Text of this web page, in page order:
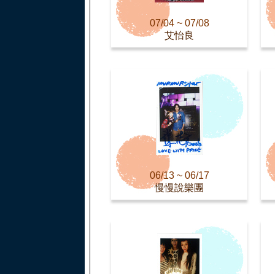
07/04 ~ 07/08
艾怡良
06/13 ~ 06/17
慢慢說樂團